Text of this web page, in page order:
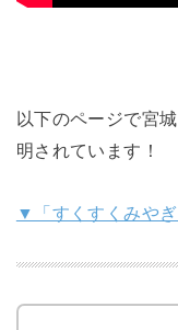
以下のページで宮
明されています！
▼「すくすくみや